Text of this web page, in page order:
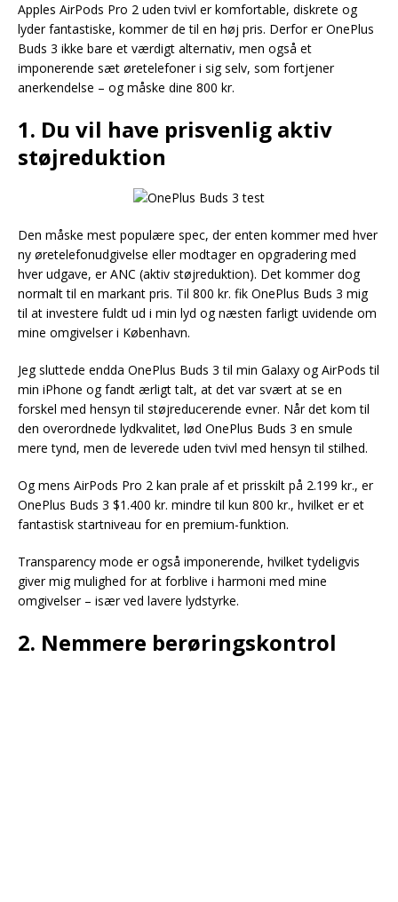
Apples AirPods Pro 2 uden tvivl er komfortable, diskrete og
lyder fantastiske, kommer de til en høj pris. Derfor er OnePlus
Buds 3 ikke bare et værdigt alternativ, men også et
imponerende sæt øretelefoner i sig selv, som fortjener
anerkendelse – og måske dine 800 kr.
1. Du vil have prisvenlig aktiv
støjreduktion
Den måske mest populære spec, der enten kommer med hver
ny øretelefonudgivelse eller modtager en opgradering med
hver udgave, er ANC (aktiv støjreduktion). Det kommer dog
normalt til en markant pris. Til 800 kr. fik OnePlus Buds 3 mig
til at investere fuldt ud i min lyd og næsten farligt uvidende om
mine omgivelser i København.
Jeg sluttede endda OnePlus Buds 3 til min Galaxy og AirPods til
min iPhone og fandt ærligt talt, at det var svært at se en
forskel med hensyn til støjreducerende evner. Når det kom til
den overordnede lydkvalitet, lød OnePlus Buds 3 en smule
mere tynd, men de leverede uden tvivl med hensyn til stilhed.
Og mens AirPods Pro 2 kan prale af et prisskilt på 2.199 kr., er
OnePlus Buds 3 $1.400 kr. mindre til kun 800 kr., hvilket er et
fantastisk startniveau for en premium-funktion.
Transparency mode er også imponerende, hvilket tydeligvis
giver mig mulighed for at forblive i harmoni med mine
omgivelser – især ved lavere lydstyrke.
2. Nemmere berøringskontrol